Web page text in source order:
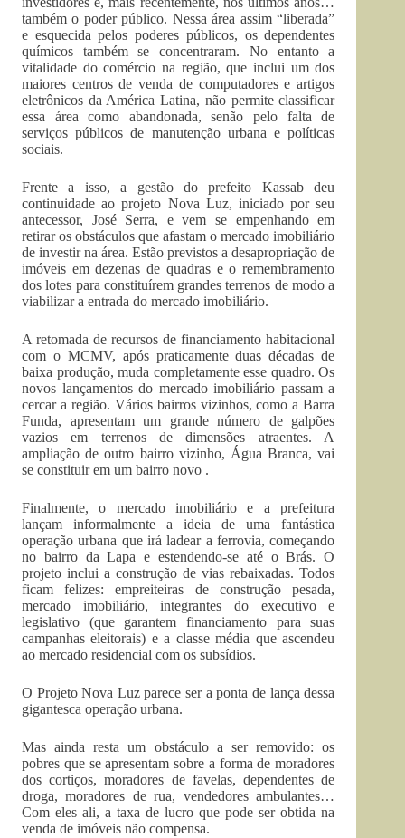
também o poder público. Nessa área assim “liberada”
e esquecida pelos poderes públicos, os dependentes
químicos também se concentraram. No entanto a
vitalidade do comércio na região, que inclui um dos
maiores centros de venda de computadores e artigos
eletrônicos da América Latina, não permite classificar
essa área como abandonada, senão pelo falta de
serviços públicos de manutenção urbana e políticas
sociais.
Frente a isso, a gestão do prefeito Kassab deu
continuidade ao projeto Nova Luz, iniciado por seu
antecessor, José Serra, e vem se empenhando em
retirar os obstáculos que afastam o mercado imobiliário
de investir na área. Estão previstos a desapropriação de
imóveis em dezenas de quadras e o remembramento
dos lotes para constituírem grandes terrenos de modo a
viabilizar a entrada do mercado imobiliário.
A retomada de recursos de financiamento habitacional
com o MCMV, após praticamente duas décadas de
baixa produção, muda completamente esse quadro. Os
novos lançamentos do mercado imobiliário passam a
cercar a região. Vários bairros vizinhos, como a Barra
Funda, apresentam um grande número de galpões
vazios em terrenos de dimensões atraentes. A
ampliação de outro bairro vizinho, Água Branca, vai
se constituir em um bairro novo .
Finalmente, o mercado imobiliário e a prefeitura
lançam informalmente a ideia de uma fantástica
operação urbana que irá ladear a ferrovia, começando
no bairro da Lapa e estendendo-se até o Brás. O
projeto inclui a construção de vias rebaixadas. Todos
ficam felizes: empreiteiras de construção pesada,
mercado imobiliário, integrantes do executivo e
legislativo (que garantem financiamento para suas
campanhas eleitorais) e a classe média que ascendeu
ao mercado residencial com os subsídios.
O Projeto Nova Luz parece ser a ponta de lança dessa
gigantesca operação urbana.
Mas ainda resta um obstáculo a ser removido: os
pobres que se apresentam sobre a forma de moradores
dos cortiços, moradores de favelas, dependentes de
droga, moradores de rua, vendedores ambulantes…
Com eles ali, a taxa de lucro que pode ser obtida na
venda de imóveis não compensa.